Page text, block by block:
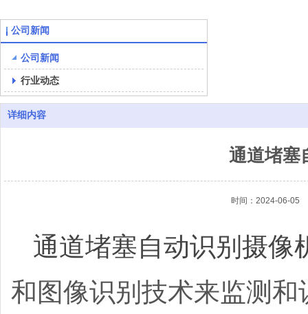
公司新闻
公司新闻
行业动态
详细内容
通道堵塞
时间：2024-06-05
通道堵塞自动识别摄像
和图像识别技术来监测